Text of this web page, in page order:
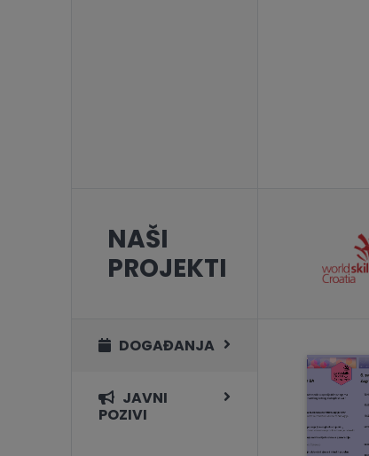
NAŠI
PROJEKTI
DOGAĐANJA
JAVNI
POZIVI